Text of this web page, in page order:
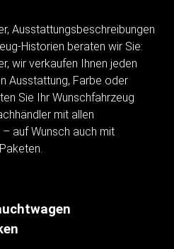
Ausstattungsbeschreibungen
Historien beraten wir Sie:
wir verkaufen Ihnen jeden
Ausstattung, Farbe oder
Sie Ihr Wunschfahrzeug
mit allen
auf Wunsch auch mit